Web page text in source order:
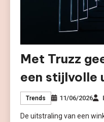
Met Truzz
een stijlvolle
Trends 11/06/2026
De uitstraling van een